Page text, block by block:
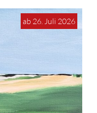
ab 26. Juli 2026